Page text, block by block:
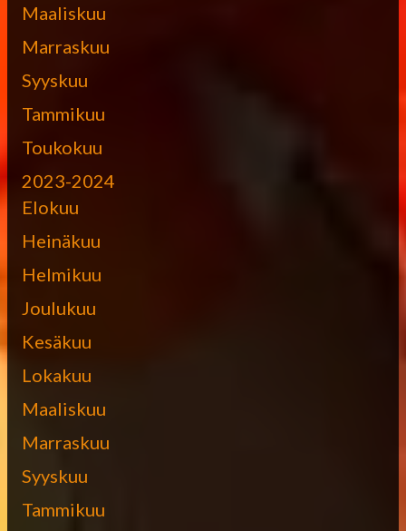
Maaliskuu
Marraskuu
Syyskuu
Tammikuu
Toukokuu
2023-2024
Elokuu
Heinäkuu
Helmikuu
Joulukuu
Kesäkuu
Lokakuu
Maaliskuu
Marraskuu
Syyskuu
Tammikuu